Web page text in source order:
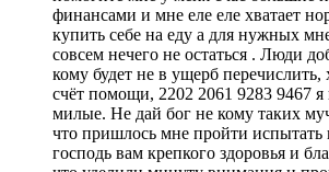
финансами и мне еле еле хватает
купить себе на еду а для нужных
совсем нечего не остаться . Люди
кому будет не в ущерб перечислить,
счёт помощи, 2202 2061 9283 9467 я
милые. Не дай бог не кому таких
что пришлось мне пройти испытать
господь вам крепкого здоровья и